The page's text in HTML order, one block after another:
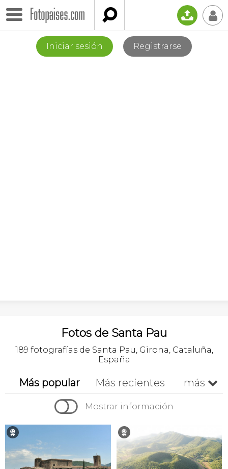
 📤 👤
Iniciar sesión Registrarse
Fotos de Santa Pau
189 fotografías de Santa Pau, Girona, Cataluña,
España
Más popular
Más recientes
Cronológico
más 
 Mostrar información
🏉 🏉